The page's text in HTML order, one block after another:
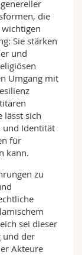
die
Sie stärken
und
Umgang mit
lässt sich
und Identität
für
kann.
zu
sei dieser
und der
Akteure